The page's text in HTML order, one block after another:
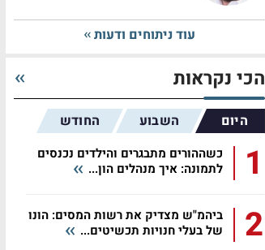
עוד ניתוחים ודעות
הכי נקראות
היום השבוע החודש
1
כשההורים מתבגרים והילדים נכנסים
לתמונה: איך מנהלים הון...
2
ביהמ"ש מצדיק את רשות המסים: הונו
של בעלי חנויות תכשיטים...